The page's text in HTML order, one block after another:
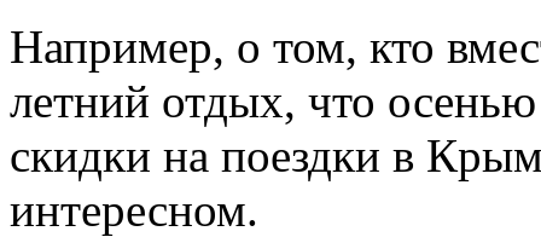
Например, о том, кто
летний отдых, что
скидки на поездки в
интересном.